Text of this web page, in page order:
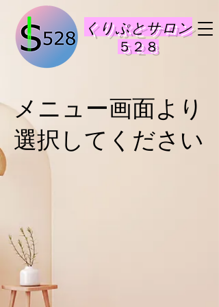
くりぷとサロン
​５２８
メニュー画面より
​選択してください